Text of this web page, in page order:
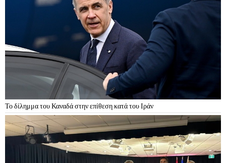
Το δίλημμα του Καναδά στην επίθεση κατά του Ιράν